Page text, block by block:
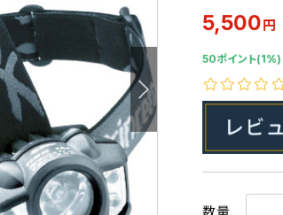
5,500円
50ポイント(1%)
数量